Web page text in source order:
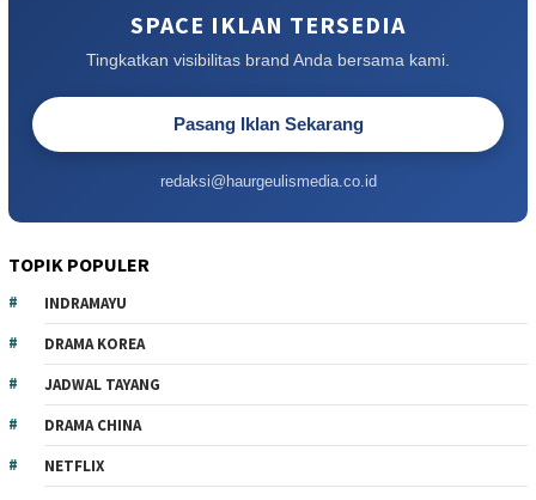
SPACE IKLAN TERSEDIA
Tingkatkan visibilitas brand Anda bersama kami.
Pasang Iklan Sekarang
redaksi@haurgeulismedia.co.id
TOPIK POPULER
INDRAMAYU
DRAMA KOREA
JADWAL TAYANG
DRAMA CHINA
NETFLIX